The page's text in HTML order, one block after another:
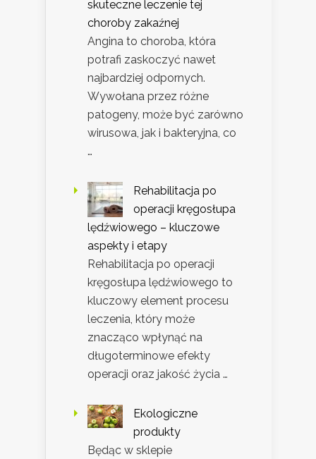
skuteczne leczenie tej
choroby zakaźnej
Angina to choroba, która
potrafi zaskoczyć nawet
najbardziej odpornych.
Wywołana przez różne
patogeny, może być zarówno
wirusowa, jak i bakteryjna, co
…
Rehabilitacja po
operacji kręgosłupa
lędźwiowego – kluczowe
aspekty i etapy
Rehabilitacja po operacji
kręgosłupa lędźwiowego to
kluczowy element procesu
leczenia, który może
znacząco wpłynąć na
długoterminowe efekty
operacji oraz jakość życia …
Ekologiczne
produkty
Będąc w sklepie